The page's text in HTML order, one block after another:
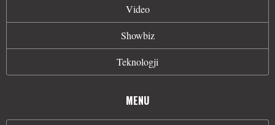
Video
Showbiz
Teknologji
MENU